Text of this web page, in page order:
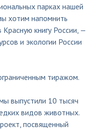
парках нашей
хотим напомнить
книгу России, —
и экологии России
тиражом.
выпустили 10 тысяч
видов животных.
посвященный